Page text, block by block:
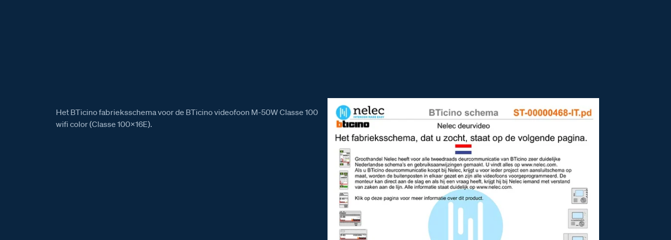
Het BTicino fabrieksschema voor de BTicino videofoon M-50W Classe 100
wifi color (Classe 100X16E).